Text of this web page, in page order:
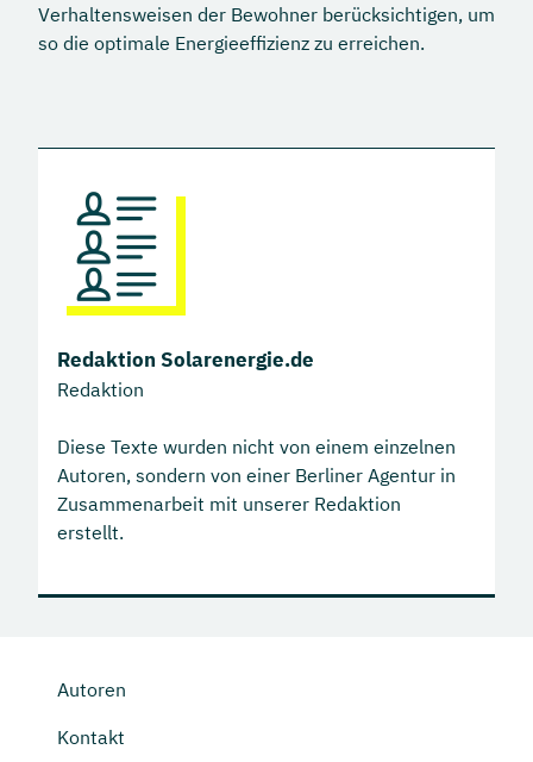
Verhaltensweisen der Bewohner berücksichtigen, um
so die optimale Energieeffizienz zu erreichen.
Redaktion Solarenergie.de
Redaktion
Diese Texte wurden nicht von einem einzelnen
Autoren, sondern von einer Berliner Agentur in
Zusammenarbeit mit unserer Redaktion
erstellt.
Autoren
Kontakt